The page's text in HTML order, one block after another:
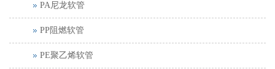
PA尼龙软管
PP阻燃软管
PE聚乙烯软管